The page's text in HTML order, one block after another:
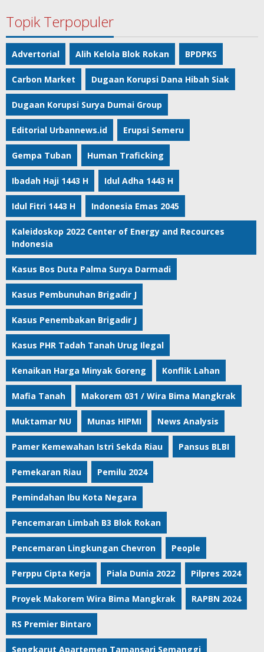
Topik Terpopuler
Advertorial Alih Kelola Blok Rokan BPDPKS
Carbon Market Dugaan Korupsi Dana Hibah Siak
Dugaan Korupsi Surya Dumai Group
Editorial Urbannews.id Erupsi Semeru
Gempa Tuban Human Traficking
Ibadah Haji 1443 H Idul Adha 1443 H
Idul Fitri 1443 H Indonesia Emas 2045
Kaleidoskop 2022 Center of Energy and Recources
Indonesia
Kasus Bos Duta Palma Surya Darmadi
Kasus Pembunuhan Brigadir J
Kasus Penembakan Brigadir J
Kasus PHR Tadah Tanah Urug Ilegal
Kenaikan Harga Minyak Goreng Konflik Lahan
Mafia Tanah Makorem 031 / Wira Bima Mangkrak
Muktamar NU Munas HIPMI News Analysis
Pamer Kemewahan Istri Sekda Riau Pansus BLBI
Pemekaran Riau Pemilu 2024
Pemindahan Ibu Kota Negara
Pencemaran Limbah B3 Blok Rokan
Pencemaran Lingkungan Chevron People
Perppu Cipta Kerja Piala Dunia 2022 Pilpres 2024
Proyek Makorem Wira Bima Mangkrak RAPBN 2024
RS Premier Bintaro
Sengkarut Apartemen Tamansari Semanggi